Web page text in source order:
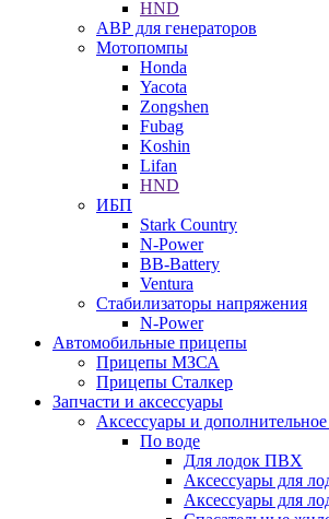
HND
АВР для генераторов
Мотопомпы
Honda
Yacota
Zongshen
Fubag
Koshin
Lifan
HND
ИБП
Stark Country
N-Power
BB-Battery
Ventura
Стабилизаторы напряжения
N-Power
Автомобильные прицепы
Прицепы МЗСА
Прицепы Сталкер
Запчасти и аксессуары
Аксессуары и
По воде
Для лодок ПВХ
Аксессуары для
Аксессуары для